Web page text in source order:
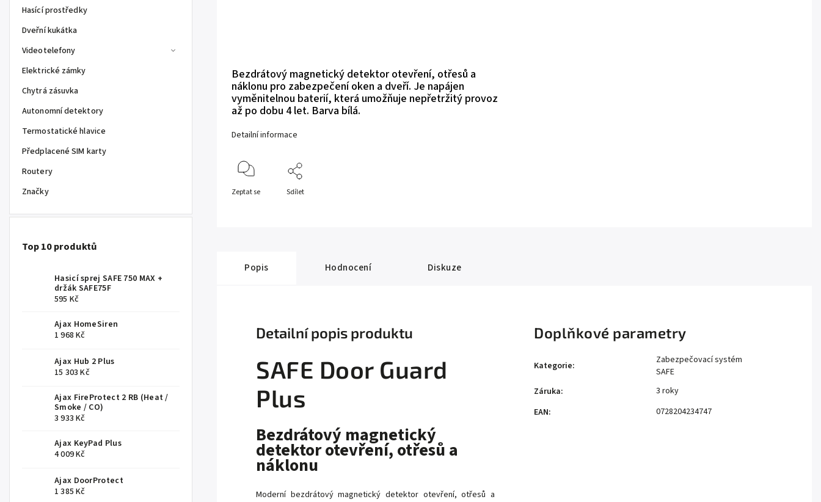
Hasící prostředky
Dveřní kukátka
Videotelefony
Elektrické zámky
Chytrá zásuvka
Autonomní detektory
Termostatické hlavice
Předplacené SIM karty
Routery
Značky
Top 10 produktů
Hasicí sprej SAFE 750 MAX +
držák SAFE75F
595 Kč
Ajax HomeSiren
1 968 Kč
Ajax Hub 2 Plus
15 303 Kč
Ajax FireProtect 2 RB (Heat /
Smoke / CO)
3 933 Kč
Ajax KeyPad Plus
4 009 Kč
Ajax DoorProtect
1 385 Kč
Bezdrátový magnetický detektor otevření, otřesů a
náklonu pro zabezpečení oken a dveří. Je napájen
vyměnitelnou baterií, která umožňuje nepřetržitý provoz
až po dobu 4 let. Barva bílá.
Detailní informace
Zeptat se Sdílet
Popis Hodnocení Diskuze
Detailní popis produktu
SAFE Door Guard
Plus
Bezdrátový magnetický
detektor otevření, otřesů a
náklonu
Moderní bezdrátový magnetický detektor otevření, otřesů a
Doplňkové parametry
Kategorie:
Zabezpečovací systém
SAFE
Záruka:
3 roky
EAN: 0728204234747